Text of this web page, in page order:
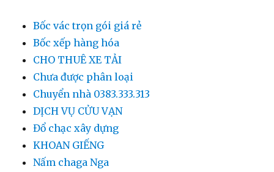
Bốc vác trọn gói giá rẻ
Bốc xếp hàng hóa
CHO THUÊ XE TẢI
Chưa được phân loại
Chuyển nhà 0383.333.313
DỊCH VỤ CỬU VẠN
Đổ chạc xây dựng
KHOAN GIẾNG
Nấm chaga Nga